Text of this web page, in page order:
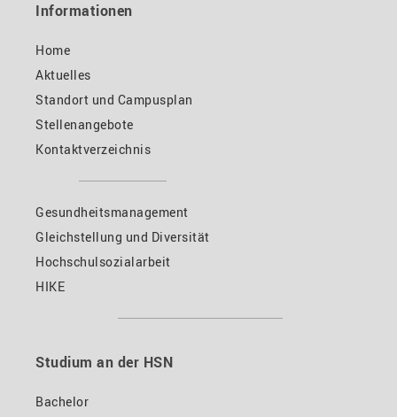
Informationen
Home
Aktuelles
Standort und Campusplan
Stellenangebote
Kontaktverzeichnis
Gesundheitsmanagement
Gleichstellung und Diversität
Hochschulsozialarbeit
HIKE
Studium an der HSN
Bachelor